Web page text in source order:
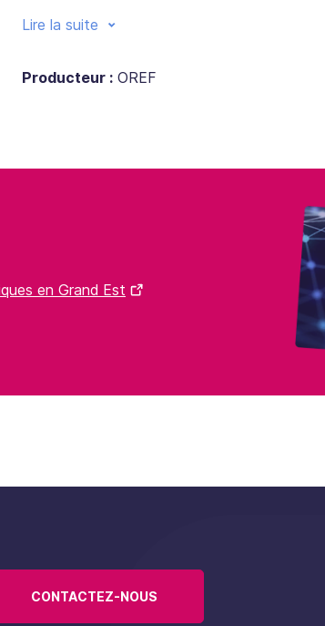
de moins en un an. Au plan national, la
Lire la suite
Producteur : OREF
en Grand Est
CONTACTEZ-NOUS